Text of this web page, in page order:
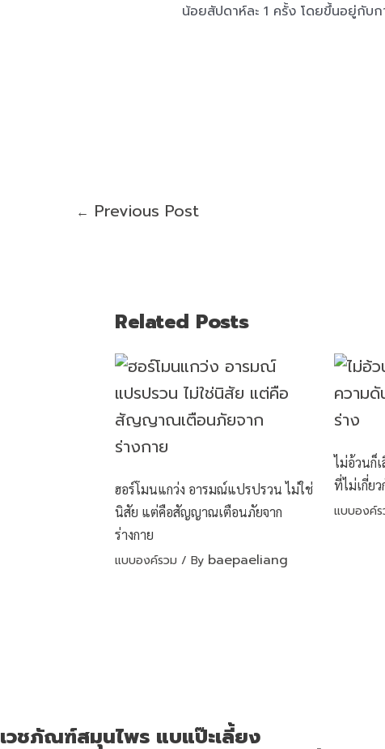
น้อยสัปดาห์ละ 1 ครั้ง โดยขึ้นอยู่กับ
← Previous Post
Related Posts
ฮอร์โมนแกว่ง อารมณ์แปรปรวน ไม่ใช่
นิสัย แต่คือสัญญาณเตือนภัยจาก
ร่างกาย
แบบองค์รวม / By baepaeliang
ไม่อ้วนก็
ที่ไม่เกี่ย
แบบองค์ร
เวชภัณฑ์สมุนไพร แบแป๊ะเลี้ยง